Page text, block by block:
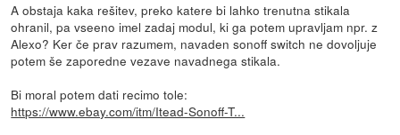
A obstaja kaka rešitev, preko katere bi lahko trenutna stikala
ohranil, pa vseeno imel zadaj modul, ki ga potem upravljam npr. z
Alexo? Ker če prav razumem, navaden sonoff switch ne dovoljuje
potem še zaporedne vezave navadnega stikala.
Bi moral potem dati recimo tole:
https://www.ebay.com/itm/Itead-Sonoff-T...